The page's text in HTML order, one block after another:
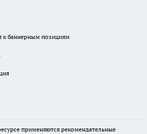
к баннерным позициям
применяются рекомендательные